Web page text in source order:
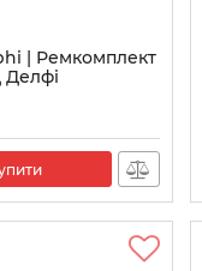
| Ремкомплект
Делфі